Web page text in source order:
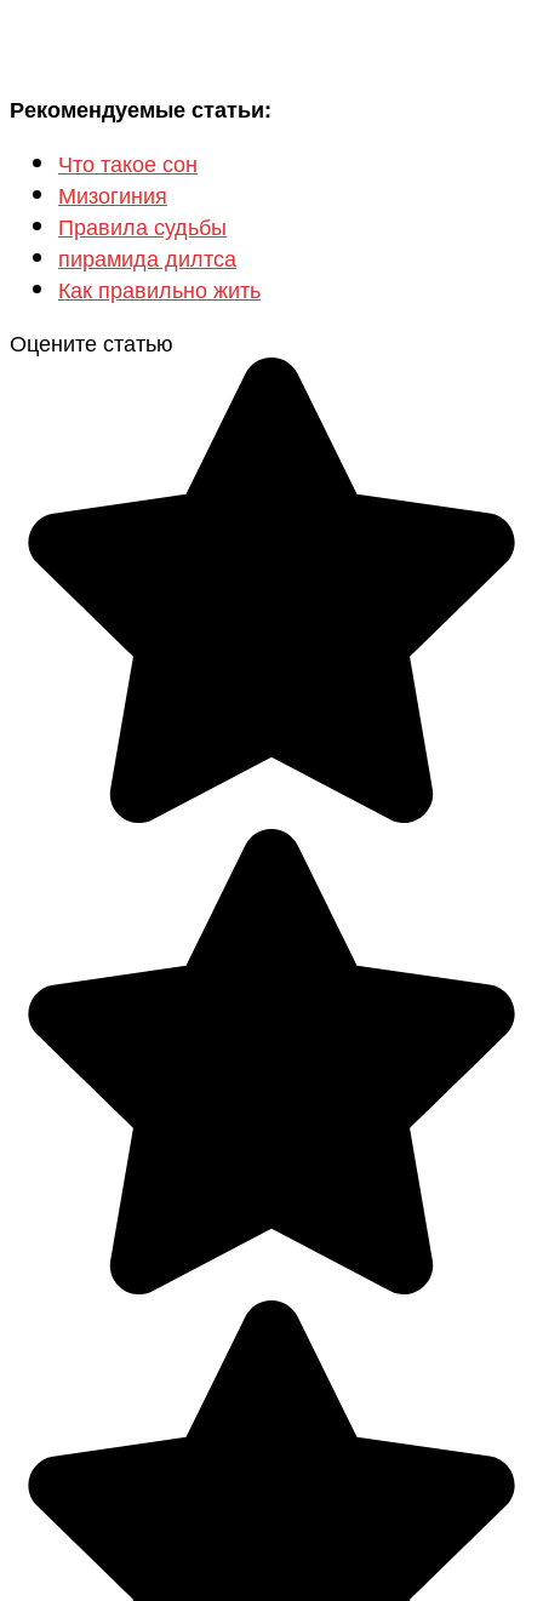
Рекомендуемые статьи:
Что такое сон
Мизогиния
Правила судьбы
пирамида дилтса
Как правильно жить
Оцените статью